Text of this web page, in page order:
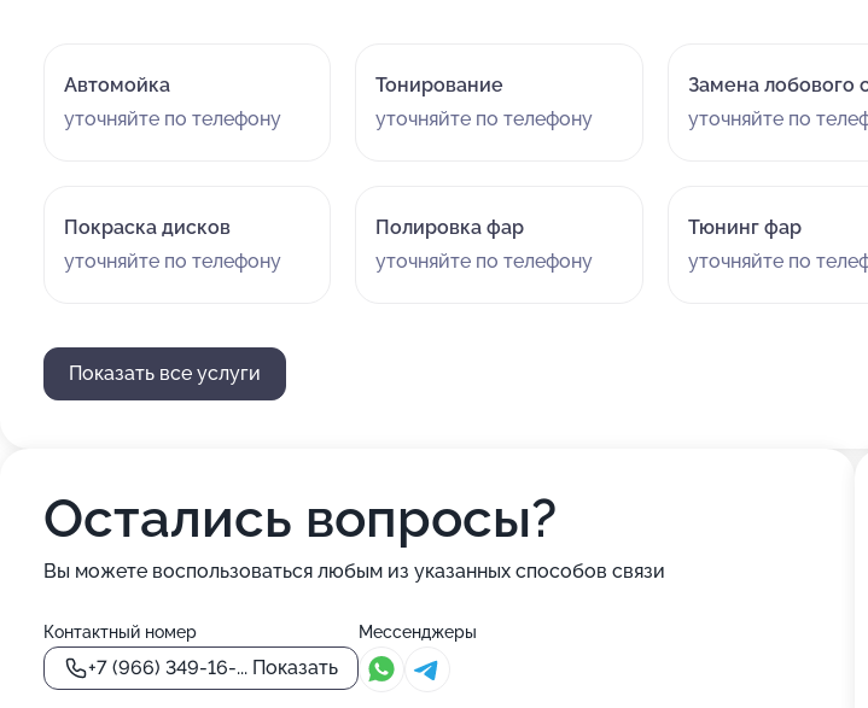
Автомойка
уточняйте по телефону
Тонирование
уточняйте по телефону
Замена лобового
уточняйте по
Покраска дисков
уточняйте по телефону
Полировка фар
уточняйте по телефону
Тюнинг фар
уточняйте по
Показать все услуги
Остались вопросы?
Вы можете воспользоваться любым из указанных способов связи
Контактный номер
+7 (966) 349-16-... Показать
Мессенджеры